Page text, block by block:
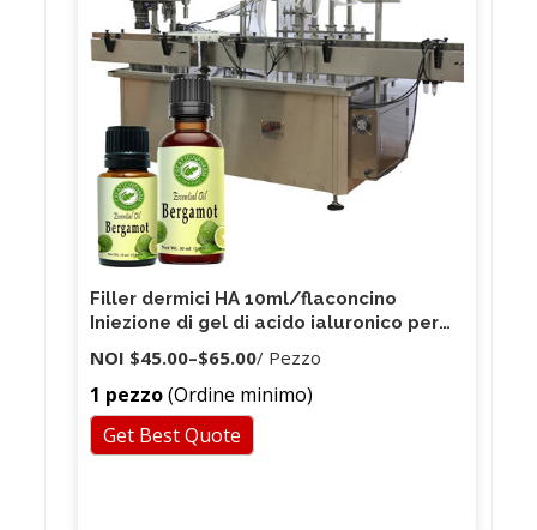
Filler dermici HA 10ml/flaconcino
Iniezione di gel di acido ialuronico per
antirughe
NOI $45.00–$65.00/ Pezzo
1 pezzo(Ordine minimo)
Get Best Quote